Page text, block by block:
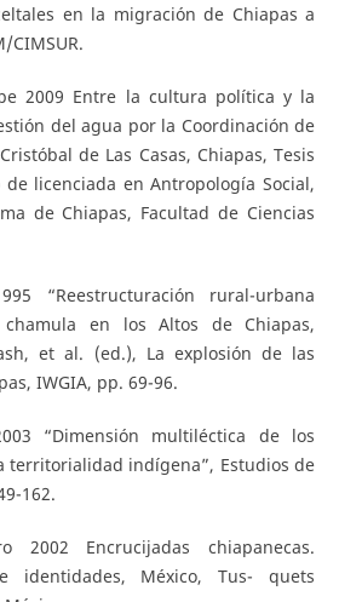
en la migración de Chiapas a
CIMSUR.
2009 Entre la cultura política y la
del agua por la Coordinación de
de Las Casas, Chiapas, Tesis
licenciada en Antropología Social,
de Chiapas, Facultad de Ciencias
“Reestructuración rural-urbana
en los Altos de Chiapas,
et al. (ed.), La explosión de las
IWGIA, pp. 69-96.
“Dimensión multiléctica de los
territorialidad indígena”, Estudios de
162.
2002 Encrucijadas chiapanecas.
identidades, México, Tus- quets